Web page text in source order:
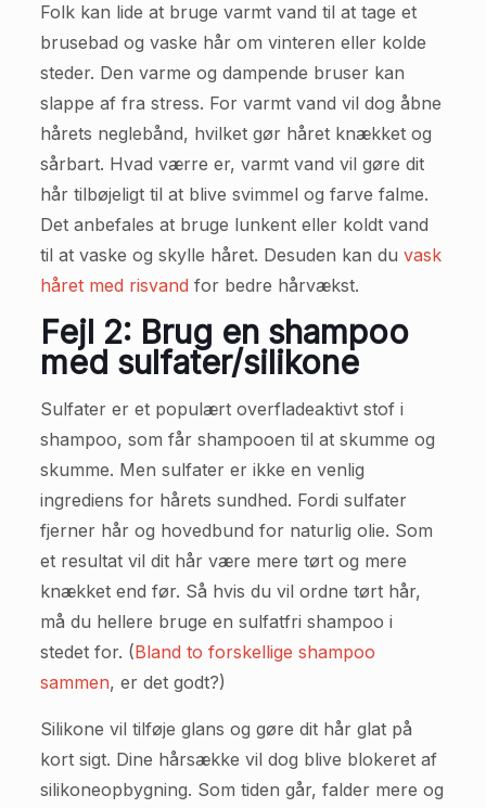
Folk kan lide at bruge varmt vand til at tage et
brusebad og vaske hår om vinteren eller kolde
steder. Den varme og dampende bruser kan
slappe af fra stress. For varmt vand vil dog åbne
hårets neglebånd, hvilket gør håret knækket og
sårbart. Hvad værre er, varmt vand vil gøre dit
hår tilbøjeligt til at blive svimmel og farve falme.
Det anbefales at bruge lunkent eller koldt vand
til at vaske og skylle håret. Desuden kan du vask
håret med risvand for bedre hårvækst.
Fejl 2: Brug en shampoo
med sulfater/silikone
Sulfater er et populært overfladeaktivt stof i
shampoo, som får shampooen til at skumme og
skumme. Men sulfater er ikke en venlig
ingrediens for hårets sundhed. Fordi sulfater
fjerner hår og hovedbund for naturlig olie. Som
et resultat vil dit hår være mere tørt og mere
knækket end før. Så hvis du vil ordne tørt hår,
må du hellere bruge en sulfatfri shampoo i
stedet for. (Bland to forskellige shampoo
sammen, er det godt?)
Silikone vil tilføje glans og gøre dit hår glat på
kort sigt. Dine hårsække vil dog blive blokeret af
silikoneopbygning. Som tiden går, falder mere og